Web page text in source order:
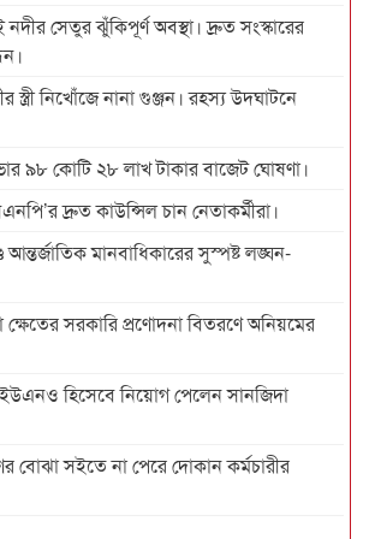
সেতুর ঝুঁকিপূর্ণ অবস্থা। দ্রুত সংস্কারের
স্ত্রী নিখোঁজে নানা গুঞ্জন। রহস্য উদঘাটনে
৯৮ কোটি ২৮ লাখ টাকার বাজেট ঘোষণা।
দ্রুত কাউন্সিল চান নেতাকর্মীরা।
আন্তর্জাতিক মানবাধিকারের সুস্পষ্ট লঙ্ঘন-
সরকারি প্রণোদনা বিতরণে অনিয়মের
হিসেবে নিয়োগ পেলেন সানজিদা
বোঝা সইতে না পেরে দোকান কর্মচারীর